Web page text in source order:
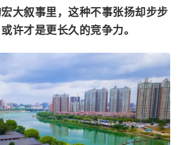
大叙事里，这种不事张扬却步步
许才是更长久的竞争力。